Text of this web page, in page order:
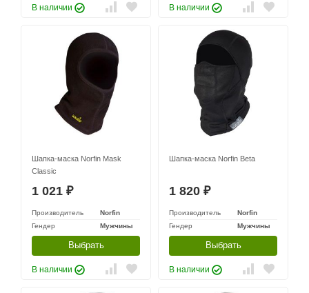
В наличии В наличии
Шапка-маска Norfin Mask
Classic
1 021 ₽
Производитель
Norfin
Гендер
Мужчины
Выбрать
В наличии
Шапка-маска Norfin Beta
1 820 ₽
Производитель
Norfin
Гендер
Мужчины
Выбрать
В наличии